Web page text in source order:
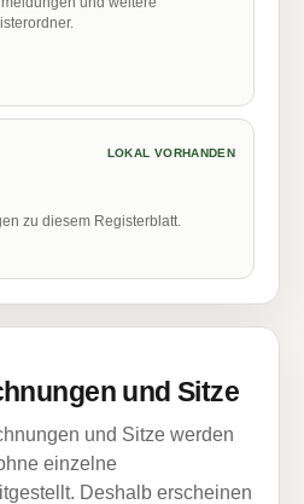
LOKAL VORHANDEN
zu diesem Registerblatt.
und Sitze
und Sitze werden
einzelne
Deshalb erscheinen